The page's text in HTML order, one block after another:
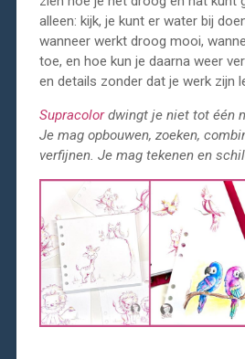
alleen: kijk, je kunt er water bij
wanneer werkt droog mooi,
toe, en hoe kun je daarna weer
en details zonder dat je werk zijn
Supracolordwingt je niet tot één
Je mag opbouwen, zoeken,
verfijnen. Je mag tekenen en